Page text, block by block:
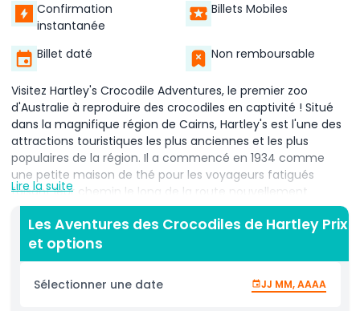
Confirmation
instantanée
Billets Mobiles
Billet daté Non remboursable
Visitez Hartley's Crocodile Adventures, le premier zoo
d'Australie à reproduire des crocodiles en captivité ! Situé
dans la magnifique région de Cairns, Hartley's est l'une des
attractions touristiques les plus anciennes et les plus
populaires de la région. Il a commencé en 1934 comme
une petite maison de thé pour les voyageurs fatigués
faisant leur chemin le long de la route nouvellement
ouverte entre Cairns et Mossman. Depuis, Hartley's a grandi
et évolué, offrant aux visiteurs des expériences
passionnantes et éducatives avec la faune. Aujourd'hui, il
est connu pour ses rencontres sûres et rapprochées avec
de nombreux animaux, y compris des crocodiles, des
serpents, des koalas et des kangourous. Le zoo est célèbre
Lire la suite
Les Aventures des Crocodiles de Hartley Prix
et options
Sélectionner une date JJ MM, AAAA